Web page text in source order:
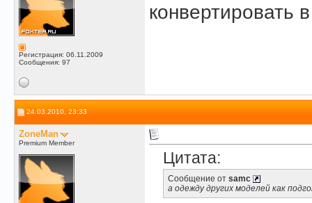
Регистрация: 06.11.2009
Сообщения: 97
конвертировать
24.03.2010, 23:33
ZoneMan
Premium Member
Цитата:
Сообщение от samc
а одежду других моделей как